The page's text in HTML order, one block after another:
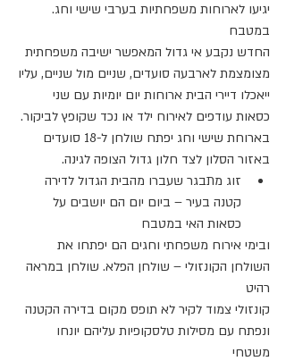
יגיעו לארוחות משפחתיות בערבי שישי וחג.
במטבח
החדש נקבע אי גדול המאפשר ישיבה משפחתית
מצומצמת לארבעה סועדים, שניים מול שניים, עליו
ייאכלו דיירי הבית ארוחות יום יומיות עם שני
כסאות עודפים לאירוח ילד או נכד שקופץ לביקור.
בארוחת שישי וחג יפתח שולחן ל-18 סועדים
באזור הסלון לצד חלון גדול הצופה לגינה.
זוג מתבגר שעברו מהבית הגדול לדירה
קטנה בעיר – ביום יום הם יושבים על
כסאות האי במטבח
ובימי אירוח משפחתי וחגים הם יפתחו את
השולחן הקונזולי – שולחן הפלא. שולחן במראה
רהיט
קונזולי צמוד לקיר לא תופס מקום בדירה הקטנה
ונפתח עם מסילות טלסקופיות עליהם יונחו
משטחי